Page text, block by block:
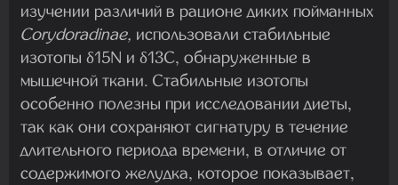
изучении различий в рационе диких пойманных
Corydoradinae, использовали стабильные
изотопы δ15N и δ13C, обнаруженные в
мышечной ткани. Стабильные изотопы
особенно полезны при исследовании диеты,
так как они сохраняют сигнатуру в течение
длительного периода времени, в отличие от
содержимого желудка, которое показывает,